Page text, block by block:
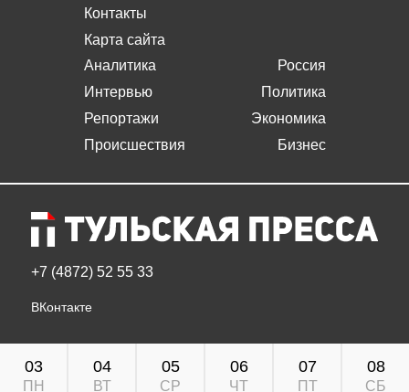
Контакты
Карта сайта
Аналитика
Интервью
Репортажи
Происшествия
Россия
Политика
Экономика
Бизнес
+7 (4872) 52 55 33
ВКонтакте
03
ПН
04
ВТ
05
СР
06
ЧТ
07
ПТ
08
СБ